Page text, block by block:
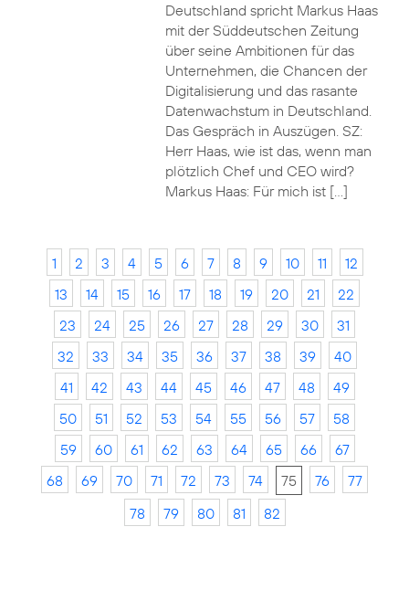
Deutschland spricht Markus Haas
mit der Süddeutschen Zeitung
über seine Ambitionen für das
Unternehmen, die Chancen der
Digitalisierung und das rasante
Datenwachstum in Deutschland.
Das Gespräch in Auszügen. SZ:
Herr Haas, wie ist das, wenn man
plötzlich Chef und CEO wird?
Markus Haas: Für mich ist […]
1 2 3 4 5 6 7 8 9 10 11
12
13
14 15 16 17 18 19 20 21
22
23
24 25 26 27 28 29 30
31
32
33 34 35 36 37 38 39
40
41
42 43 44 45 46 47 48
49
50
51 52 53 54 55 56 57
58
59
60 61 62 63 64 65 66
67
68
69 70 71 72 73 74 75 76
77
78
79 80 81 82